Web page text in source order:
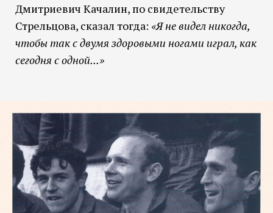
Дмитриевич Качалин, по свидетельству
Стрельцова, сказал тогда: «Я не видел никогда,
чтобы так с двумя здоровыми ногами играл, как
сегодня с одной...»